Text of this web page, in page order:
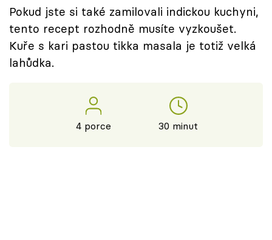
Těhotnej kuchař
Sledujte prima+
Pokud jste si také zamilovali indickou kuchyni,
tento recept rozhodně musíte vyzkoušet.
Kuře s kari pastou tikka masala je totiž velká
lahůdka.
4 porce 30 minut